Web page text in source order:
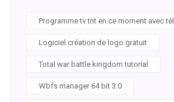
Programme tv tnt en ce moment avec
Logiciel création de logo gratuit
Total war battle kingdom tutorial
Wbfs manager 64 bit 3.0